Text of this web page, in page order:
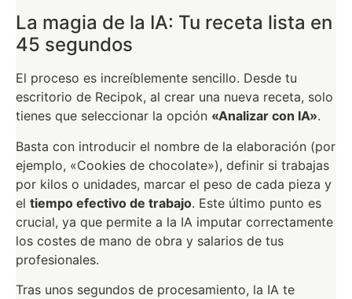
La magia de la IA: Tu receta lista en
45 segundos
El proceso es increíblemente sencillo. Desde tu
escritorio de Recipok, al crear una nueva receta, solo
tienes que seleccionar la opción «Analizar con IA».
Basta con introducir el nombre de la elaboración (por
ejemplo, «Cookies de chocolate»), definir si trabajas
por kilos o unidades, marcar el peso de cada pieza y
el tiempo efectivo de trabajo. Este último punto es
crucial, ya que permite a la IA imputar correctamente
los costes de mano de obra y salarios de tus
profesionales.
Tras unos segundos de procesamiento, la IA te